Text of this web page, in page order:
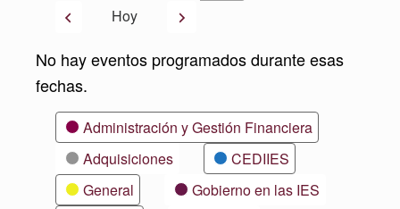
AnteriorHoy Siguiente
No hay eventos programados durante esas
fechas.
CategoríasAdministración y Gestión Financiera
Adquisiciones
CEDIIES
General
Gobierno en las IES